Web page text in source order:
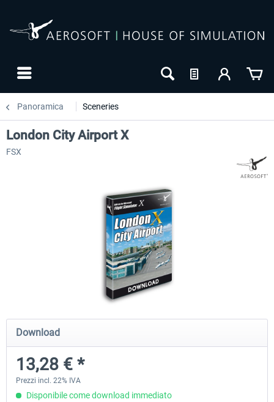
Panoramica Sceneries
Mega Airport Frankfurt V2.0
30,71 € *
Mega Airport Berlin
London City Airport X
FSX
Download
13,28 € *
Prezzi incl. 22% IVA
Disponibile come download immediato